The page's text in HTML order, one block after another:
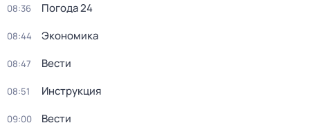
08:36 Погода 24
08:44 Экономика
08:47 Вести
08:51 Инструкция
09:00 Вести